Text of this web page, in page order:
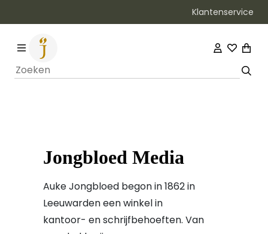
Klantenservice
Jongbloed Media
Auke Jongbloed begon in 1862 in
Leeuwarden een winkel in
kantoor- en schrijfbehoeften. Van